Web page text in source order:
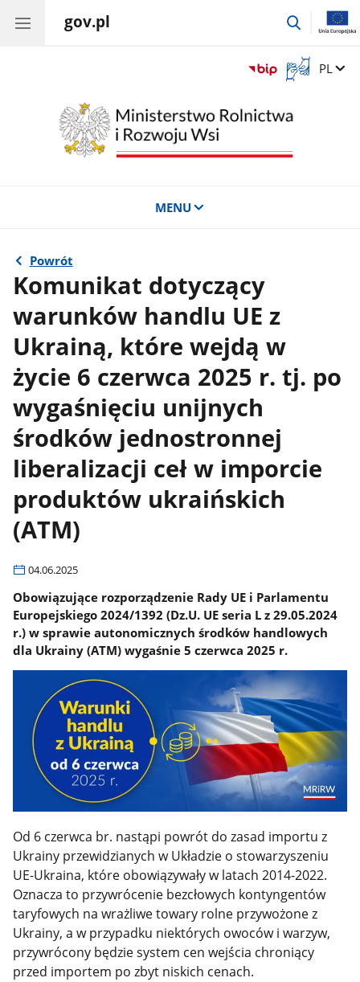
gov.pl
przejdź
Otwórz
okno
tłumaczem
migowego
Zmień
PL
MENU
Powrót
Komunikat dotyczący
warunków handlu UE z
Ukrainą, które wejdą w
życie 6 czerwca 2025 r. tj. po
wygaśnięciu unijnych
środków jednostronnej
liberalizacji ceł w imporcie
produktów ukraińskich
(ATM)
04.06.2025
Obowiązujące rozporządzenie Rady UE i Parlamentu
Europejskiego 2024/1392 (Dz.U. UE seria L z 29.05.2024
r.) w sprawie autonomicznych środków handlowych
dla Ukrainy (ATM) wygaśnie 5 czerwca 2025 r.
Od 6 czerwca br. nastąpi powrót do zasad importu z
Ukrainy przewidzianych w Układzie o stowarzyszeniu
UE-Ukraina, które obowiązywały w latach 2014-2022.
Oznacza to przywrócenie bezcłowych kontyngentów
taryfowych na wrażliwe towary rolne przywożone z
Ukrainy, a w przypadku niektórych owoców i warzyw,
przywrócony będzie system cen wejścia chroniący
przed importem po zbyt niskich cenach.